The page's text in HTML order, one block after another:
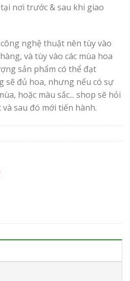
nơi trước & sau khi giao
nghệ thuật nên tùy vào
và tùy vào các mùa hoa
sản phẩm có thể đạt
sẽ đủ hoa, nhưng nếu có sự
hoặc màu sắc... shop sẽ hỏi
sau đó mới tiến hành.